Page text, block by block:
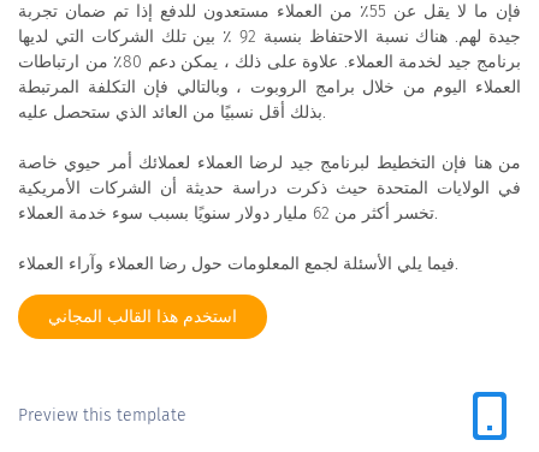
فإن ما لا يقل عن 55٪ من العملاء مستعدون للدفع إذا تم ضمان تجربة
جيدة لهم. هناك نسبة الاحتفاظ بنسبة 92 ٪ بين تلك الشركات التي لديها
برنامج جيد لخدمة العملاء. علاوة على ذلك ، يمكن دعم 80٪ من ارتباطات
العملاء اليوم من خلال برامج الروبوت ، وبالتالي فإن التكلفة المرتبطة
بذلك أقل نسبيًا من العائد الذي ستحصل عليه.
من هنا فإن التخطيط لبرنامج جيد لرضا العملاء لعملائك أمر حيوي خاصة
في الولايات المتحدة حيث ذكرت دراسة حديثة أن الشركات الأمريكية
تخسر أكثر من 62 مليار دولار سنويًا بسبب سوء خدمة العملاء.
فيما يلي الأسئلة لجمع المعلومات حول رضا العملاء وآراء العملاء.
استخدم هذا القالب المجاني
Preview this template